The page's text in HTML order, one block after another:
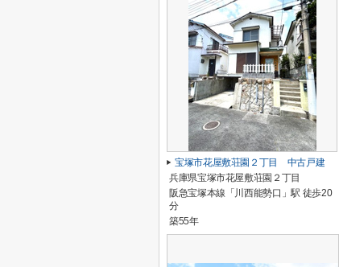
宝塚市花屋敷荘園２丁目 中古戸建
兵庫県宝塚市花屋敷荘園２丁目
阪急宝塚本線「川西能勢口」駅 徒歩20
分
築55年